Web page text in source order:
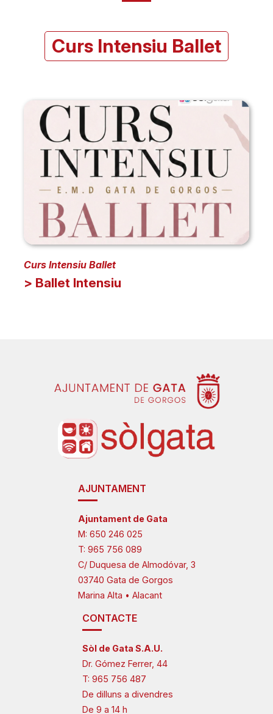
Curs Intensiu Ballet
Curs Intensiu Ballet
> Ballet Intensiu
AJUNTAMENT
Ajuntament de Gata
M: 650 246 025
T: 965 756 089
C/ Duquesa de Almodóvar, 3
03740 Gata de Gorgos
Marina Alta • Alacant
CONTACTE
Sòl de Gata S.A.U.
Dr. Gómez Ferrer, 44
T: 965 756 487
De dilluns a divendres
De 9 a 14 h